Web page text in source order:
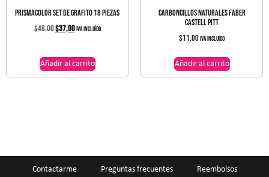
PRISMACOLOR SET DE GRAFITO 18 PIEZAS
$49,00$37,00IVA incluído
Añadir al carrito
Carboncillos naturales Faber
Castell Pitt
$11,00IVA incluído
Añadir al carrito
Contactarme Preguntas frecuentes Reembolsos